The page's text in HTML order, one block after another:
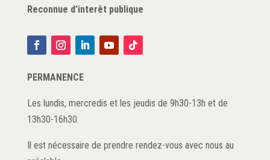
Reconnue d’interêt publique
PERMANENCE
Les lundis, mercredis et les jeudis de 9h30-13h et de
13h30-16h30.
Il est nécessaire de prendre rendez-vous avec nous au